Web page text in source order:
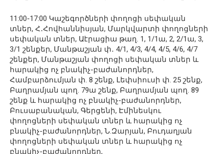
11:00-17:00 Կաշեգործների փողոցի սեփական
տներ, Հ․Հովհաննիսյան, Մարկվարտի փողոցների
սեփական տներ, Աէրացիա թաղ. 1, 1/1ա, 2, 2/1ա, 3,
3/1 շենքեր, Մանթաշյան փ․ 4/1, 4/3, 4/4, 4/5, 4/6, 4/7
շենքեր, Մանթաշյան փողոցի սեփական տներ և
հարակից ոչ բնակիչ-բաժանորդներ,
Համբարձումյան փ. 8 շենք, Լեփսիուսի փ. 25 շենք,
Բաղրամյան պող. 79ա շենք, Բաղրամյան պող. 89
շենք և հարակից ոչ բնակիչ-բաժանորդներ,
Բուսաբանական, Գերցենի, Էմինեսկու
փողոցների սեփական տներ և հարակից ոչ
բնակիչ-բաժանորդներ, Ն.Զարյան, Բուդաղյան
փողոցների սեփական տներ և հարակից ոչ
բնակիչ-բաժանորդներ,